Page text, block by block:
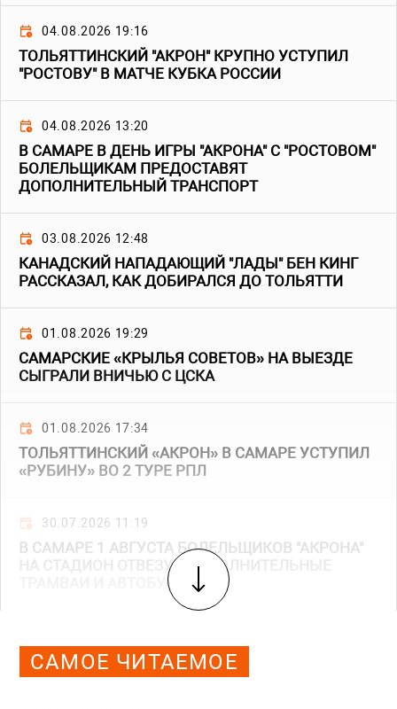
04.08.2026 19:16
ТОЛЬЯТТИНСКИЙ "АКРОН" КРУПНО УСТУПИЛ
"РОСТОВУ" В МАТЧЕ КУБКА РОССИИ
04.08.2026 13:20
В САМАРЕ В ДЕНЬ ИГРЫ "АКРОНА" С "РОСТОВОМ"
БОЛЕЛЬЩИКАМ ПРЕДОСТАВЯТ
ДОПОЛНИТЕЛЬНЫЙ ТРАНСПОРТ
03.08.2026 12:48
КАНАДСКИЙ НАПАДАЮЩИЙ "ЛАДЫ" БЕН КИНГ
РАССКАЗАЛ, КАК ДОБИРАЛСЯ ДО ТОЛЬЯТТИ
01.08.2026 19:29
САМАРСКИЕ «КРЫЛЬЯ СОВЕТОВ» НА ВЫЕЗДЕ
СЫГРАЛИ ВНИЧЬЮ С ЦСКА
01.08.2026 17:34
ТОЛЬЯТТИНСКИЙ «АКРОН» В САМАРЕ УСТУПИЛ
«РУБИНУ» ВО 2 ТУРЕ РПЛ
30.07.2026 11:19
В САМАРЕ 1 АВГУСТА БОЛЕЛЬЩИКОВ "АКРОНА"
НА СТАДИОН ОТВЕЗУТ ДОПОЛНИТЕЛЬНЫЕ
ТРАМВАИ И АВТОБУСЫ
САМОЕ ЧИТАЕМОЕ